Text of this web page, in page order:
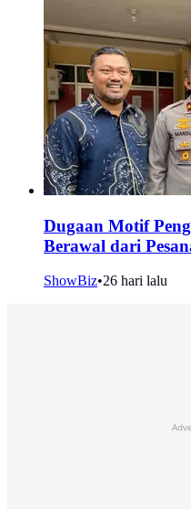
Dugaan Motif
Berawal dari
ShowBiz•26 hari lalu